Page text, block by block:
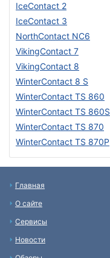
IceContact 2
IceContact 3
NorthContact NC6
VikingContact 7
VikingContact 8
WinterContact 8 S
WinterContact TS 860
WinterContact TS 860S
WinterContact TS 870
WinterContact TS 870P
Главная
О сайте
Сервисы
Новости